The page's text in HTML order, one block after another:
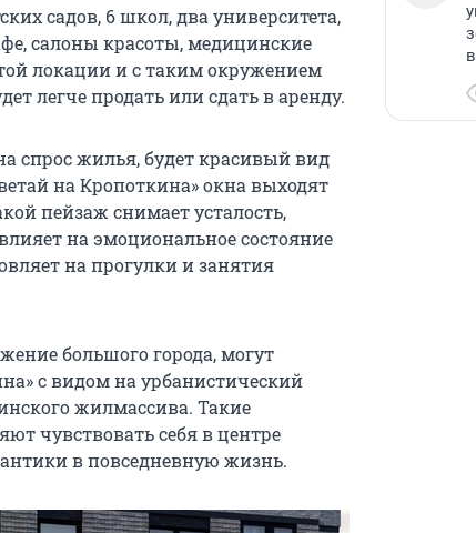
садов, 6 школ, два университета,
салоны красоты, медицинские
локации и с таким окружением
легче продать или сдать в аренду.
жилья, будет красивый вид
на Кропоткина» окна выходят
пейзаж снимает усталость,
на эмоциональное состояние
на прогулки и занятия
большого города, могут
с видом на урбанистический
жилмассива. Такие
чувствовать себя в центре
в повседневную жизнь.